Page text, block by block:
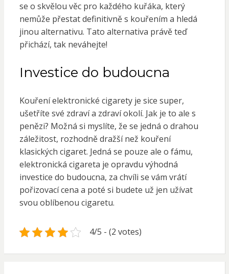
se o skvělou věc pro každého kuřáka, který
nemůže přestat definitivně s kouřením a hledá
jinou alternativu. Tato alternativa právě teď
přichází, tak neváhejte!
Investice do budoucna
Kouření elektronické cigarety je sice super,
ušetříte své zdraví a zdraví okolí. Jak je to ale s
penězi? Možná si myslíte, že se jedná o drahou
záležitost, rozhodně dražší než kouření
klasických cigaret. Jedná se pouze ale o fámu,
elektronická cigareta je opravdu výhodná
investice do budoucna, za chvíli se vám vrátí
pořizovací cena a poté si budete už jen užívat
svou oblíbenou cigaretu.
4/5 - (2 votes)